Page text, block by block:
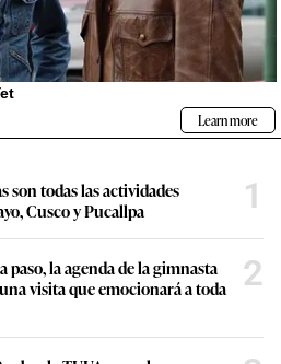
son todas las actividades
Cusco y Pucallpa
1
paso, la agenda de la gimnasta
visita que emocionará a toda
2